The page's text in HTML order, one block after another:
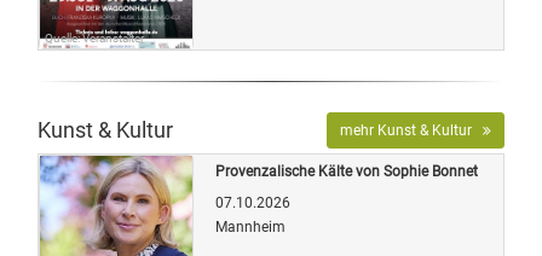
Quelle: Veranstalter
Kunst & Kultur mehr Kunst & Kultur
Provenzalische Kälte von Sophie Bonnet
07.10.2026
Mannheim